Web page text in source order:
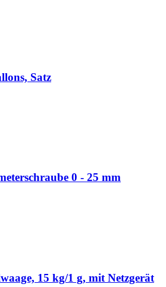
Satz
0 - 25 mm
15 kg/1 g, mit Netzgerät